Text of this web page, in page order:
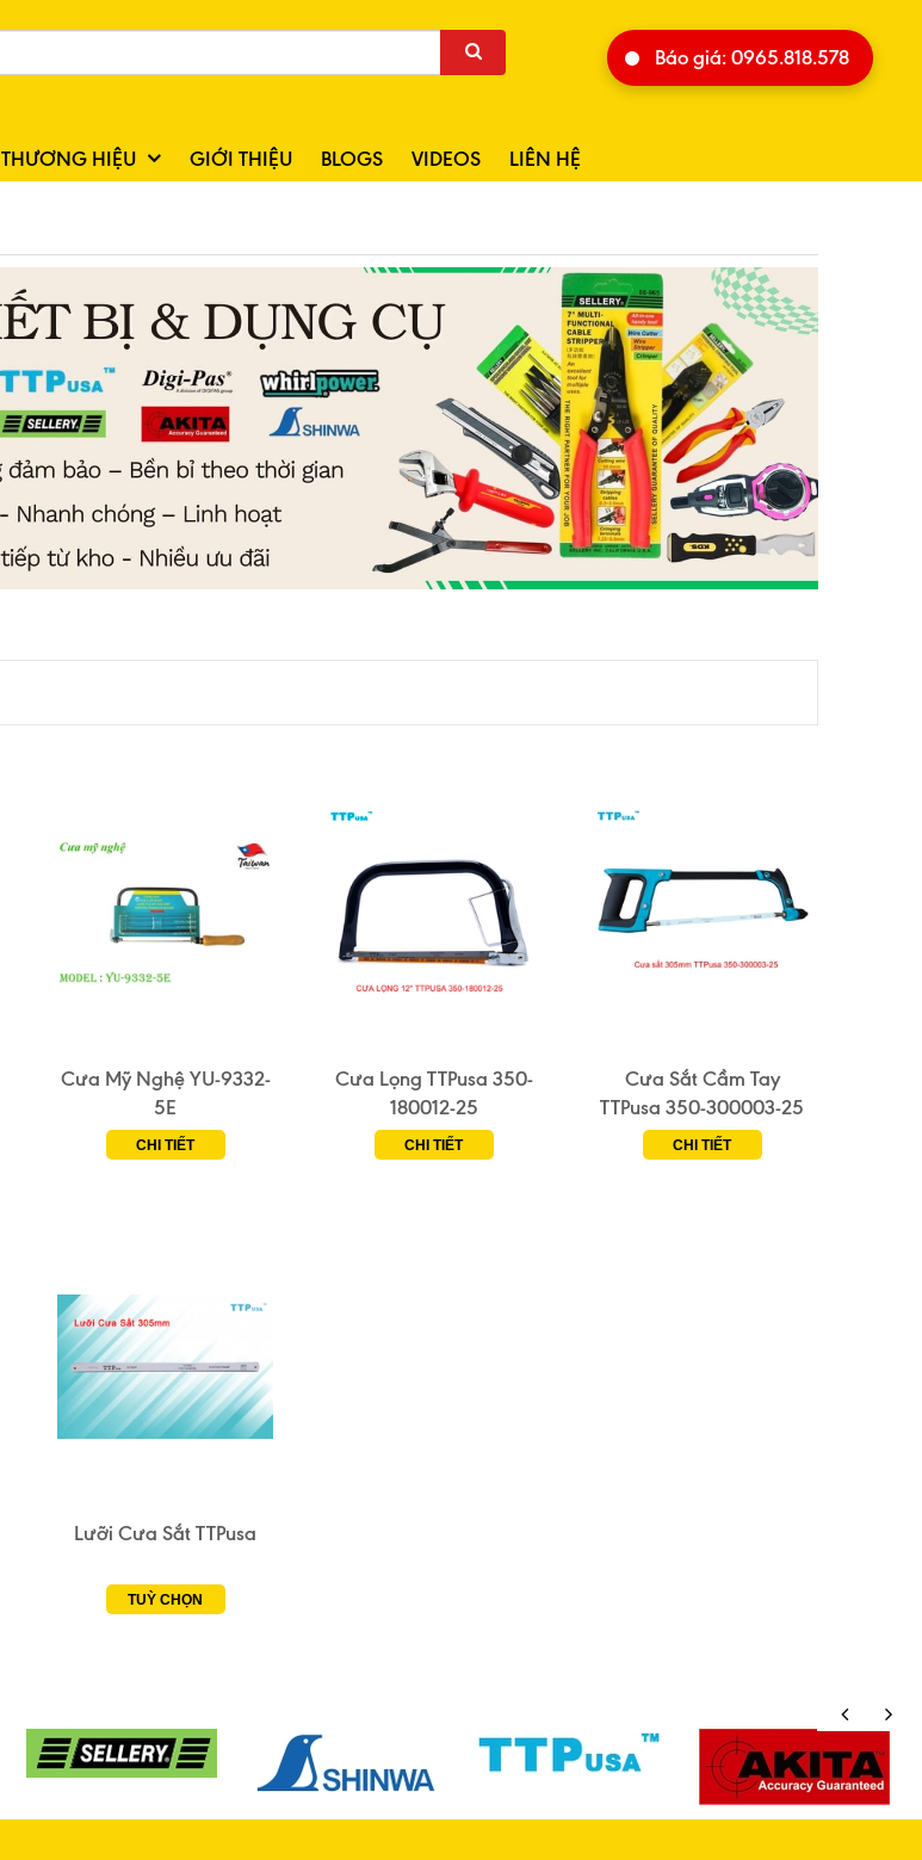
Báo giá: 0965.818.578
THƯƠNG HIỆU GIỚI THIỆU BLOGS VIDEOS LIÊN HỆ
Cưa Mỹ Nghệ YU-9332-
5E
CHI TIẾT
Cưa Lọng TTPusa 350-
180012-25
CHI TIẾT
Cưa Sắt Cầm Tay
TTPusa 350-300003-25
CHI TIẾT
Lưỡi Cưa Sắt TTPusa
TUỲ CHỌN